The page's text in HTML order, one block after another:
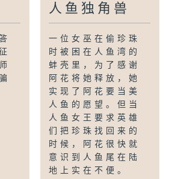
人鱼独角兽
一位女巫在偷珍珠
时被困在人鱼湾的
蚌壳里，为了感谢
阿花将她释放，她
实现了阿花要当美
人鱼的愿望。但当
人鱼女王要求英雄
们把珍珠找回来的
时候，阿花很快就
意识到人鱼尾在陆
地上实在不便。